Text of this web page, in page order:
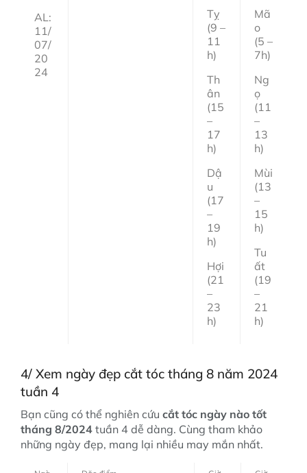
AL:
11/
07/
20
24
Tỵ
(9 –
11
h)
Th
ân
(15
–
17
h)
Dậ
u
(17
–
19
h)
Hợi
(21
–
23
h)
Mã
o
(5 –
7h)
Ng
ọ
(11
–
13
h)
Mùi
(13
–
15
h)
Tu
ất
(19
–
21
h)
4/ Xem ngày đẹp cắt tóc tháng 8 năm 2024
tuần 4
Bạn cũng có thể nghiên cứu cắt tóc ngày nào tốt
tháng 8/2024 tuần 4 dễ dàng. Cùng tham khảo
những ngày đẹp, mang lại nhiều may mắn nhất.